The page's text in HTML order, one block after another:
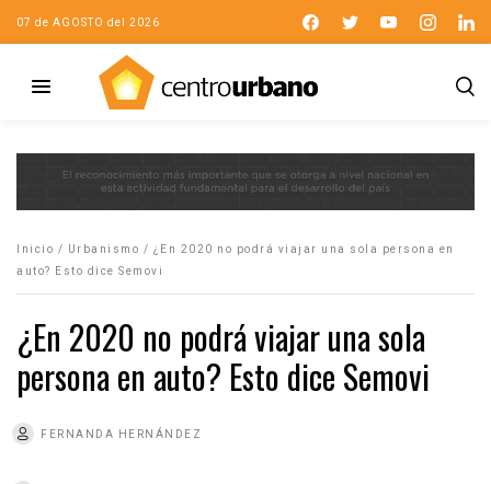
07 de AGOSTO del 2026
Inicio / Urbanismo / ¿En 2020 no podrá viajar una sola persona en
auto? Esto dice Semovi
¿En 2020 no podrá viajar una sola
persona en auto? Esto dice Semovi
FERNANDA HERNÁNDEZ